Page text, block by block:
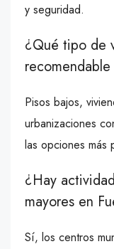
y seguridad.
¿Qué tipo de
Pisos bajos,
urbanizaciones
las opciones más
¿Hay
mayores en
Sí, los centros